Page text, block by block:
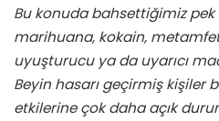
Bu konuda bahsettiğimiz
marihuana, kokain,
uyuşturucu ya da uyarıcı
Beyin hasarı geçirmiş kişiler
etkilerine çok daha açık